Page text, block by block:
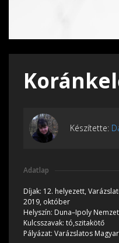
Készítette:
Adatlap
Díjak: 12. helyezett,
2019, október
Helyszín: Duna–Ipoly
Kulcsszavak: tó,szitakötő
Pályázat: Varázslatos